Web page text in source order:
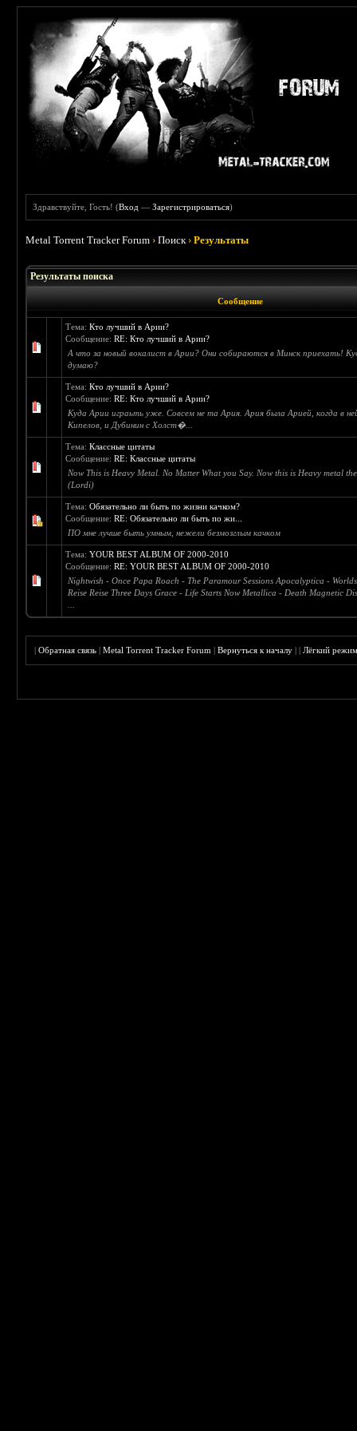
Здравствуйте, Гость! (Вход —Зарегистрироваться)
Metal Torrent Tracker Forum ›Поиск ›Результаты
Результаты поиска
Сообщение
Тема:Кто лучший в Арии?
Сообщение:RE: Кто лучший в Арии?
А что за новый вокалист в Арии? Они собираются в Минск приехать!
думаю?
Тема:Кто лучший в Арии?
Сообщение:RE: Кто лучший в Арии?
Куда Арии играьть уже. Совсем не та Ария. Ария была Арией, когда в
Кипелов, и Дубинин с Холст�...
Тема:Классные цитаты
Сообщение:RE: Классные цитаты
Now This is Heavy Metal. No Matter What you Say. Now this is Heavy metal
(Lordi)
Тема:Обязательно ли быть по жизни качком?
Сообщение:RE: Обязательно ли быть по жи...
ПО мне лучше быть умным, нежели безмозглым качком
Тема:YOUR BEST ALBUM OF 2000-2010
Сообщение:RE: YOUR BEST ALBUM OF 2000-2010
Nightwish - Once Papa Roach - The Paramour Sessions Apocalyptica -
Reise Reise Three Days Grace - Life Starts Now Metallica - Death Magnetic
|Обратная связь |Metal Torrent Tracker Forum |Вернуться к началу ||Лёгкий